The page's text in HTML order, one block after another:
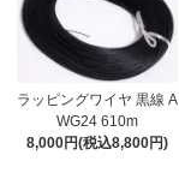
ラッピングワイヤ 黒線 A
WG24 610m
8,000円(税込8,800円)